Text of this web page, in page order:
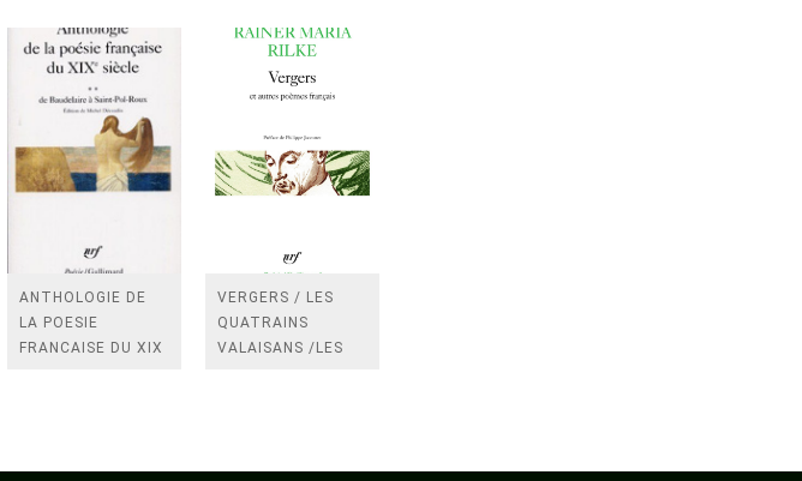
ANTHOLOGIE DE
LA POESIE
FRANCAISE DU XIX
VERGERS / LES
QUATRAINS
VALAISANS /LES